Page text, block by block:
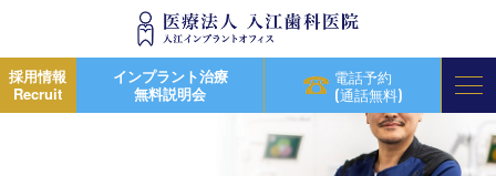
採用情報
Recruit
インプラント治療
無料説明会
電話予約
(通話無料)